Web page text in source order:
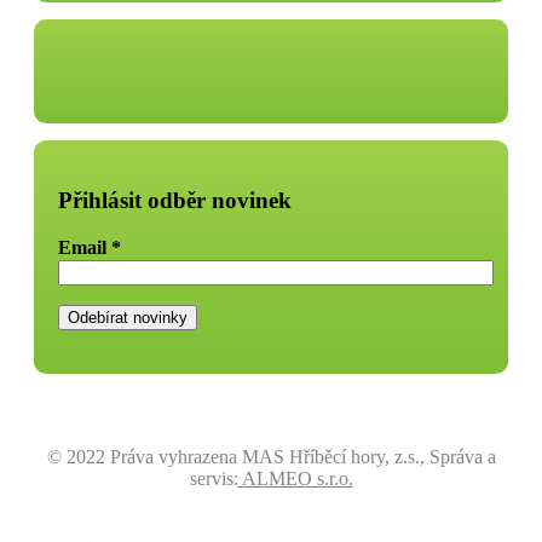
Přihlásit odběr novinek
Email *
© 2022 Práva vyhrazena MAS Hříběcí hory, z.s., Správa a
servis: ALMEO s.r.o.